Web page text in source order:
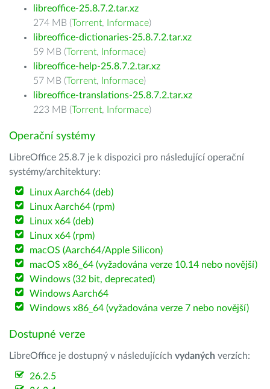
libreoffice-25.8.7.2.tar.xz
274 MB (Torrent, Informace)
libreoffice-dictionaries-25.8.7.2.tar.xz
59 MB (Torrent, Informace)
libreoffice-help-25.8.7.2.tar.xz
57 MB (Torrent, Informace)
libreoffice-translations-25.8.7.2.tar.xz
223 MB (Torrent, Informace)
Operační systémy
LibreOffice 25.8.7 je k dispozici pro následující operační
systémy/architektury:
Linux Aarch64 (deb)
Linux Aarch64 (rpm)
Linux x64 (deb)
Linux x64 (rpm)
macOS (Aarch64/Apple Silicon)
macOS x86_64 (vyžadována verze 10.14 nebo novější)
Windows (32 bit, deprecated)
Windows Aarch64
Windows x86_64 (vyžadována verze 7 nebo novější)
Dostupné verze
LibreOffice je dostupný v následujících vydaných verzích:
26.2.5